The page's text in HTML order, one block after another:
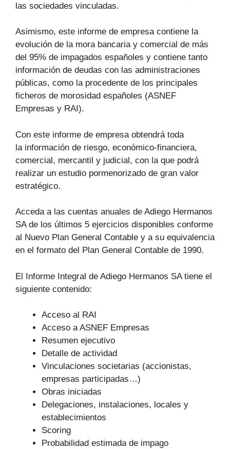
las sociedades vinculadas.
Asimismo, este informe de empresa contiene la
evolución de la mora bancaria y comercial de más
del 95% de impagados españoles y contiene tanto
información de deudas con las administraciones
públicas, como la procedente de los principales
ficheros de morosidad españoles (ASNEF
Empresas y RAI).
Con este informe de empresa obtendrá toda
la información de riesgo, económico-financiera,
comercial, mercantil y judicial, con la que podrá
realizar un estudio pormenorizado de gran valor
estratégico.
Acceda a las cuentas anuales de Adiego Hermanos
SA de los últimos 5 ejercicios disponibles conforme
al Nuevo Plan General Contable y a su equivalencia
en el formato del Plan General Contable de 1990.
El Informe Integral de Adiego Hermanos SA tiene el
siguiente contenido:
Acceso al RAI
Acceso a ASNEF Empresas
Resumen ejecutivo
Detalle de actividad
Vinculaciones societarias (accionistas,
empresas participadas…)
Obras iniciadas
Delegaciones, instalaciones, locales y
establecimientos
Scoring
Probabilidad estimada de impago